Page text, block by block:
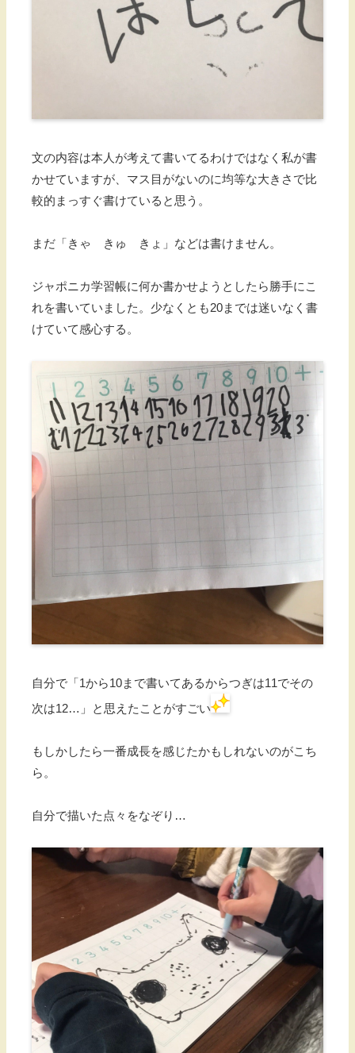
文の内容は本人が考えて書いてるわけではなく私が書
かせていますが、マス目がないのに均等な大きさで比
較的まっすぐ書けていると思う。
まだ「きゃ きゅ きょ」などは書けません。
ジャポニカ学習帳に何か書かせようとしたら勝手にこ
れを書いていました。少なくとも20までは迷いなく書
けていて感心する。
自分で「1から10まで書いてあるからつぎは11でその
次は12…」と思えたことがすごい
もしかしたら一番成長を感じたかもしれないのがこち
ら。
自分で描いた点々をなぞり…